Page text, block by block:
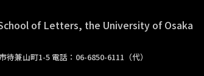
of Letters, the University of Osaka
待兼山町1-5 電話：06-6850-6111（代）